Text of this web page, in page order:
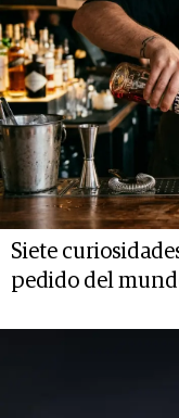
Siete
pedido del